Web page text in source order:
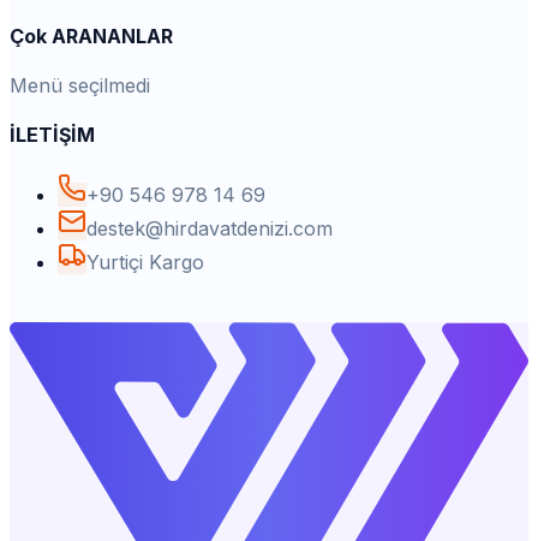
Çok ARANANLAR
Menü seçilmedi
İLETİŞİM
+90 546 978 14 69
destek@hirdavatdenizi.com
Yurtiçi Kargo